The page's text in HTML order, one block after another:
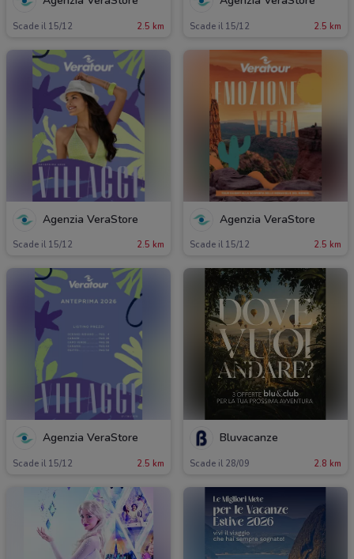
Scade il 15/12 2.5 km Scade il 15/12 2.5 km
Agenzia VeraStore
Scade il 15/12 2.5 km
Agenzia VeraStore
Scade il 15/12 2.5 km
Agenzia VeraStore
Scade il 15/12 2.5 km
Bluvacanze
Scade il 28/09 2.8 km